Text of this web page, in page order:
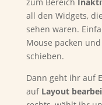
all den Widgets,
sehen waren.
Mouse packen
schieben.
Dann geht ihr auf
auf Layout